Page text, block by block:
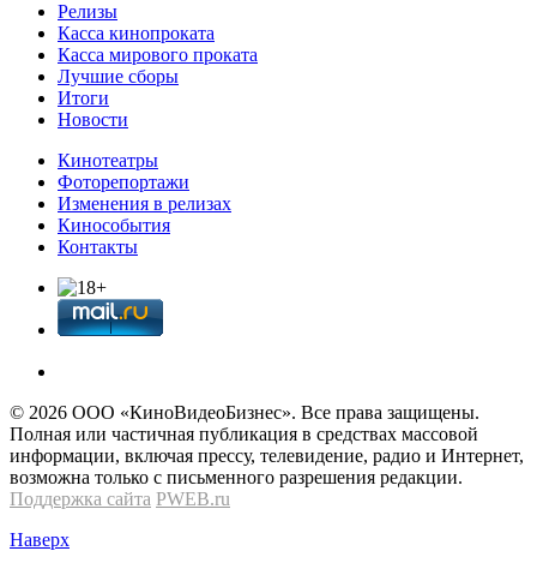
Релизы
Касса кинопроката
Касса мирового проката
Лучшие сборы
Итоги
Новости
Кинотеатры
Фоторепортажи
Изменения в релизах
Кинособытия
Контакты
© 2026 OOО «КиноВидеоБизнес». Все права защищены.
Полная или частичная публикация в средствах массовой
информации, включая прессу, телевидение, радио и Интернет,
возможна только с письменного разрешения редакции.
Поддержка сайта PWEB.ru
Наверх